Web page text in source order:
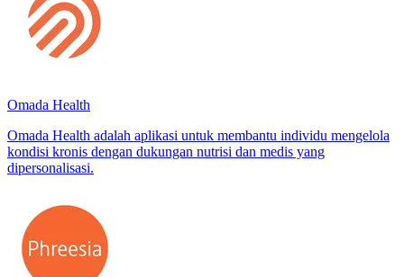
Omada Health
Omada Health adalah aplikasi untuk membantu individu mengelola
kondisi kronis dengan dukungan nutrisi dan medis yang
dipersonalisasi.